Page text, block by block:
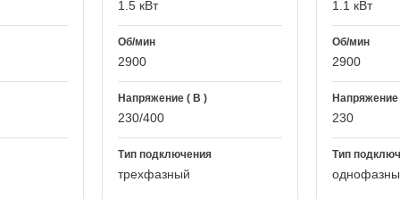
1.5 кВт
Об/мин
2900
Напряжение ( В )
230/400
Тип подключения
трехфазный
1.1 кВт
Об/мин
2900
230
Тип